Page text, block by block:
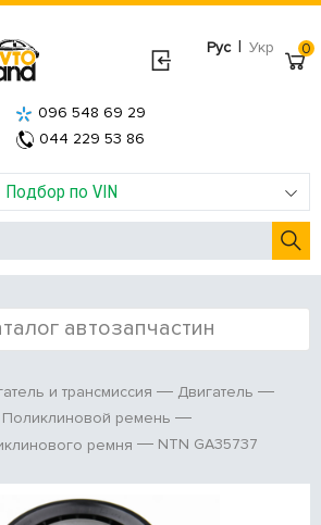
Рус | Укр
Подбор по VIN
096 548 69 29
044 229 53 86
0
автозапчастин
и трансмиссия
Двигатель
Поликлиновой ремень
ремня
NTN GA35737